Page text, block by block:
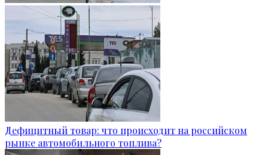
Дефицитный товар: что происходит на российском
рынке автомобильного топлива?